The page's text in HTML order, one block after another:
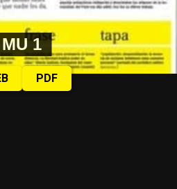
MU 1
PDF